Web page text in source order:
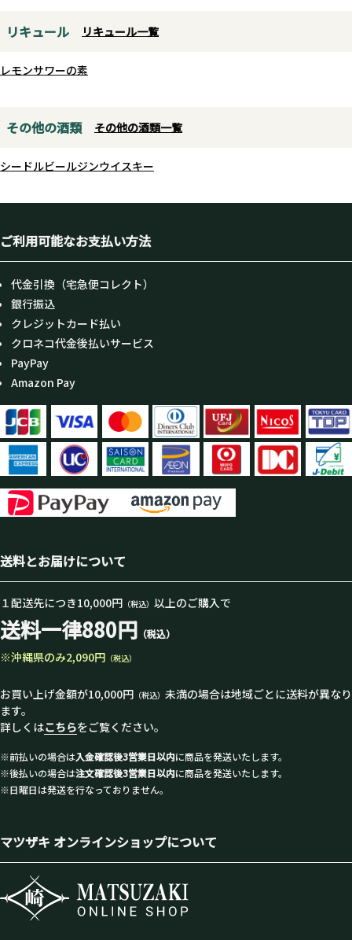
古の技法をさらに深め、蔵のある
ています。
仙禽レトロは江戸から見た明日を
信じる、新時代への幕開け。レト
ロとは「過去に遡る事、古きよき
ものを懐かしみ愛好する事」。新
生レトロ、まるで20年前を思わせ
る甘酸っぱい仙禽がそこに。江戸
リキュール リキュール一覧
レモンサワーの素
その他の酒類 その他の酒類一覧
シードルビールジンウイスキー
ご利用可能なお支払い方法
代金引換（宅急便コレクト）
銀行振込
クレジットカード払い
クロネコ代金後払いサービス
PayPay
Amazon Pay
送料とお届けについて
１配送先につき10,000円 （税込） 以上のご購入で
送料一律880円 （税込）
※沖縄県のみ2,090円 （税込）
お買い上げ金額が10,000円 （税込） 未満の場合は地域ごとに送料が異なり
ます。
詳しくはこちらをご覧ください。
※前払いの場合は入金確認後3営業日以内に商品を発送いたします。
※後払いの場合は注文確認後3営業日以内に商品を発送いたします。
※日曜日は発送を行なっておりません。
マツザキ オンラインショップについて